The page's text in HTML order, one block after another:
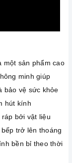
một sản phẩm cao
minh giúp
bảo vệ sức khỏe
hút kính
bởi vật liệu
trở lên thoáng
bền bỉ theo thời